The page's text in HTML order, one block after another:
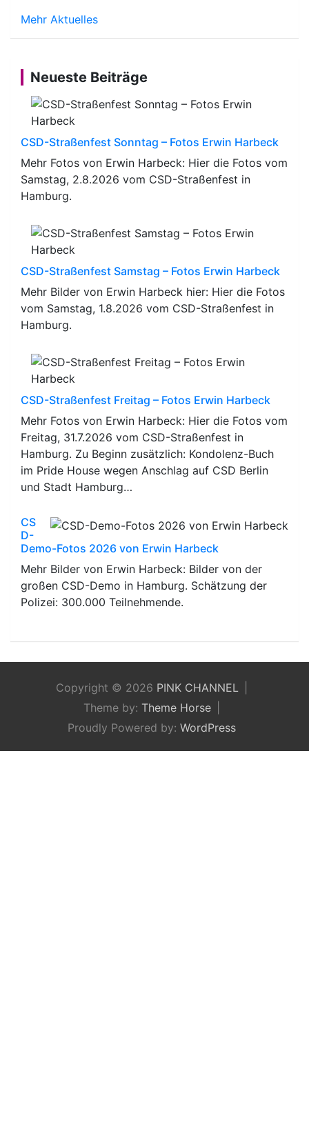
Mehr Aktuelles
Neueste Beiträge
CSD-Straßenfest Sonntag – Fotos Erwin Harbeck
Mehr Fotos von Erwin Harbeck: Hier die Fotos vom
Samstag, 2.8.2026 vom CSD-Straßenfest in
Hamburg.
CSD-Straßenfest Samstag – Fotos Erwin Harbeck
Mehr Bilder von Erwin Harbeck hier: Hier die Fotos
vom Samstag, 1.8.2026 vom CSD-Straßenfest in
Hamburg.
CSD-Straßenfest Freitag – Fotos Erwin Harbeck
Mehr Fotos von Erwin Harbeck: Hier die Fotos vom
Freitag, 31.7.2026 vom CSD-Straßenfest in
Hamburg. Zu Beginn zusätzlich: Kondolenz-Buch
im Pride House wegen Anschlag auf CSD Berlin
und Stadt Hamburg…
CS
D-
Demo-Fotos 2026 von Erwin Harbeck
Mehr Bilder von Erwin Harbeck: Bilder von der
großen CSD-Demo in Hamburg. Schätzung der
Polizei: 300.000 Teilnehmende.
Copyright © 2026 PINK CHANNEL
Theme by: Theme Horse
Proudly Powered by: WordPress